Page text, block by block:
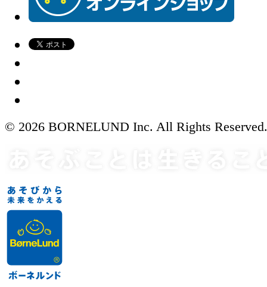
© 2026 BORNELUND Inc. All Rights Reserved.